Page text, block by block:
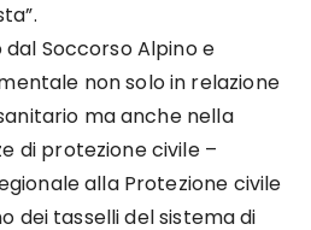
Soccorso Alpino e
non solo in relazione
ma anche nella
di protezione civile –
alla Protezione civile
dei tasselli del sistema di